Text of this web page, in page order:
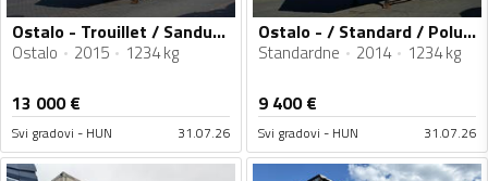
Ostalo - Trouillet / Sandučasta Poluprikolica / IMP-4651
Ostalo 2015 1234 kg
13 000€
Svi gradovi - HUN 31.07.26
Ostalo - / Standard / Poluprikolica sa Ceradom / IMP-4652
Standardne 2014 1234 kg
9 400€
Svi gradovi - HUN 31.07.26